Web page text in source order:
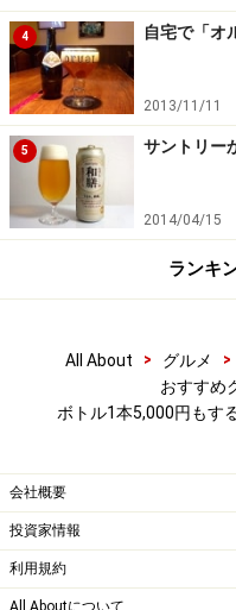
日本にもあります
日本にも時間をかけて
す。中でも高価なのは
ルドフォックス1999年
ルで、ボトルは特製の
は500mlで12,000円と
もう少しリーズナブル
いずれにしても、「と
いただけない特別なビ
多様性を感じていただけ
※記事内容は執筆時点のも
い。
※メニューや料金などのデ
の内容です。
4 自宅で「オ
2013/11/11
5 サントリー
2014/04/15
ランキ
All About > グルメ >
おすすめ
ボトル1本5,000円もす
会社概要
投資家情報
利用規約
All Aboutについて